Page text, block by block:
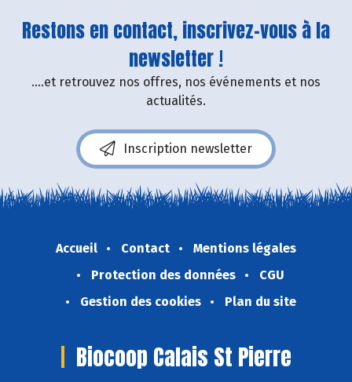
Restons en contact, inscrivez-vous à la
newsletter !
....et retrouvez nos offres, nos événements et nos
actualités.
Inscription newsletter
Accueil Contact
Mentions légales
Protection des données
CGU
Gestion des cookies
Plan du site
Biocoop Calais St Pierre